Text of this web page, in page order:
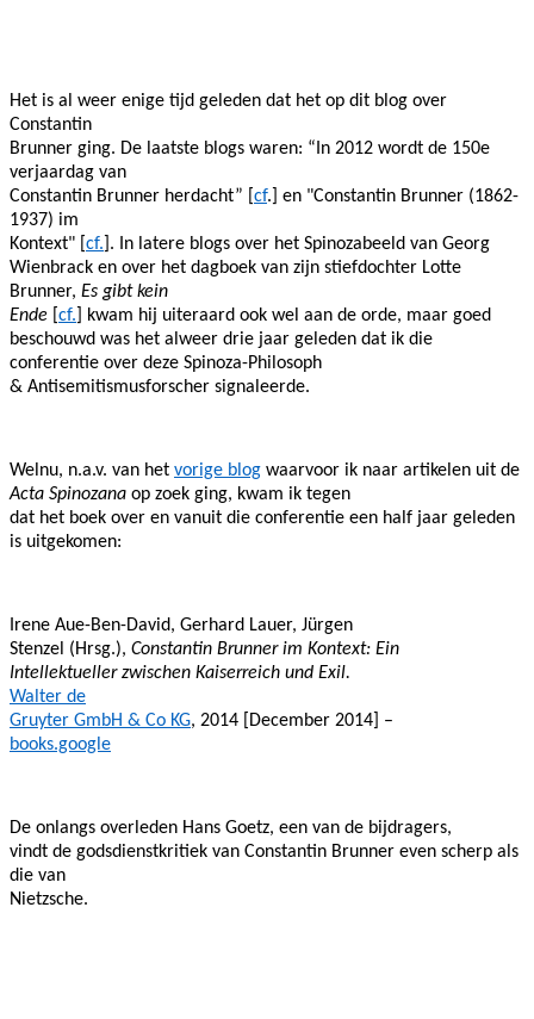
Het is al weer enige tijd geleden dat het op dit blog over
Constantin
Brunner ging. De laatste blogs waren: “In 2012 wordt de 150e
verjaardag van
Constantin Brunner herdacht” [ cf.] en "Constantin Brunner (1862-
1937) im
Kontext" [ cf. ]. In latere blogs over het Spinozabeeld van Georg
Wienbrack en over het dagboek van zijn stiefdochter Lotte
Brunner, Es gibt kein
Ende cf. ] kwam hij uiteraard ook wel aan de orde, maar goed
beschouwd was het alweer drie jaar geleden dat ik die
conferentie over deze Spinoza-Philosoph
& Antisemitismusforscher signaleerde.
Welnu, n.a.v. van het vorige blog waarvoor ik naar artikelen uit de
Acta Spinozana op zoek ging, kwam ik tegen
dat het boek over en vanuit die conferentie een half jaar geleden
is uitgekomen:
Irene Aue-Ben-David, Gerhard Lauer, Jürgen
Stenzel (Hrsg.), Constantin Brunner im Kontext: Ein
Intellektueller zwischen Kaiserreich und Exil.
Walter de
Gruyter GmbH & Co KG, 2014 [December 2014] –
books.google
De onlangs overleden Hans Goetz, een van de bijdragers,
vindt de godsdienstkritiek van Constantin Brunner even scherp als
die van
Nietzsche.